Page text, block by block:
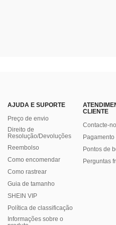
AJUDA E SUPORTE
Preço de envio
Direito de
Resolução/Devoluções
Reembolso
Como encomendar
Como rastrear
Guia de tamanho
SHEIN VIP
Política de classificação
​Informações sobre o
CLIENTE
Contacte-
Pontos de
Perguntas